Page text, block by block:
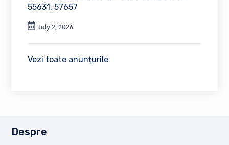
55631, 57657
July 2, 2026
Vezi toate anunțurile
Despre